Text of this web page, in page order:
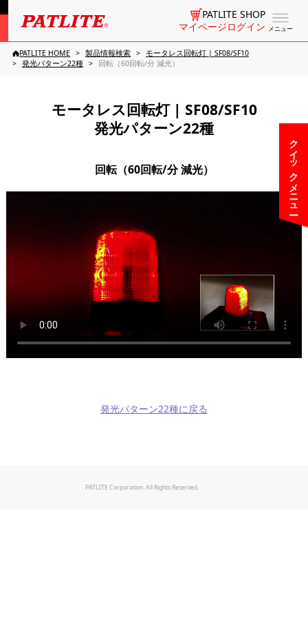
メニュー
PATLITE SHOP
マイページログイン
クイックメニュー
PATLITE HOME 製品情報検索
モータレス回転灯 | SF08/SF10
発光パターン22種
回転（60回転/分 減光）
モータレス回転灯 | SF08/SF10
発光パターン22種
回転（60回転/分 減光）
発光パターン22種に戻る
PATLITE Corporation. All Rights Reserved.